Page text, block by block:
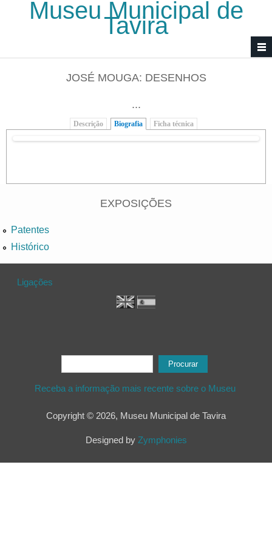
Passar para o conteúdo principal
Museu Municipal de
Tavira
JOSÉ MOUGA: DESENHOS
...
Descrição Biografia (separador ativo)
Ficha técnica
EXPOSIÇÕES
Patentes
Histórico
Ligações
Formulário de procura
Receba a informação mais recente sobre o Museu
Copyright © 2026, Museu Municipal de Tavira
Designed by Zymphonies